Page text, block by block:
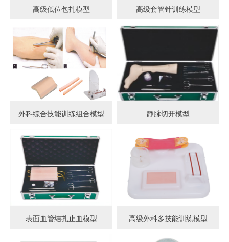
高级低位包扎模型 高级套管针训练模型
外科综合技能训练组合模型 静脉切开模型
表面血管结扎止血模型 高级外科多技能训练模型